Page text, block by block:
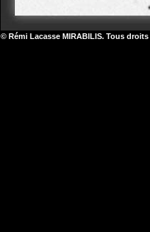
© Rémi Lacasse MIRABILIS. Tous